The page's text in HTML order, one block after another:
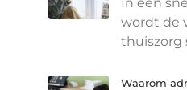
wordt de
thuiszorg
Waarom